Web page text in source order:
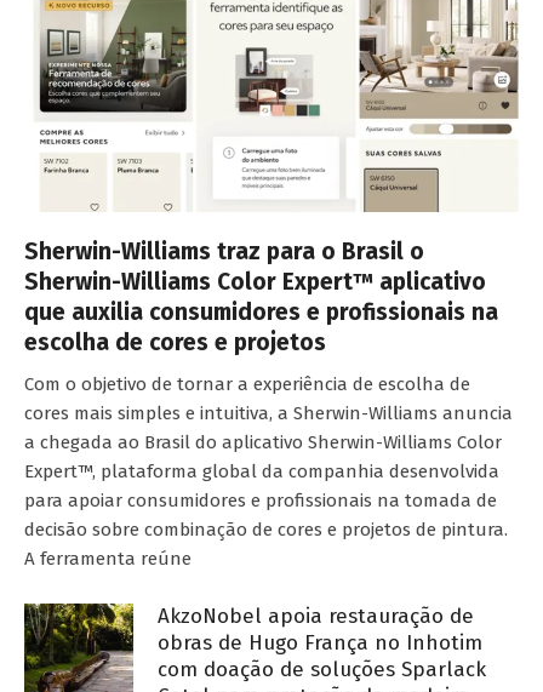
Sherwin-Williams traz para o Brasil o
Sherwin-Williams Color Expert™ aplicativo
que auxilia consumidores e profissionais na
escolha de cores e projetos
Com o objetivo de tornar a experiência de escolha de
cores mais simples e intuitiva, a Sherwin-Williams anuncia
a chegada ao Brasil do aplicativo Sherwin-Williams Color
Expert™, plataforma global da companhia desenvolvida
para apoiar consumidores e profissionais na tomada de
decisão sobre combinação de cores e projetos de pintura.
A ferramenta reúne
AkzoNobel apoia restauração de
obras de Hugo França no Inhotim
com doação de soluções Sparlack